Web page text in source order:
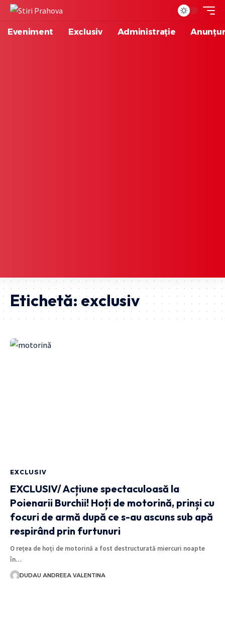
Eveniment Exclusiv Administrație
Etichetă:exclusiv
EXCLUSIV
EXCLUSIV/ Acțiune spectaculoasă la
Poienarii Burchii! Hoți de motorină, prinși cu
focuri de armă după ce s-au ascuns sub apă
respirând prin furtunuri
O rețea de hoți de motorină a fost destructurată miercuri noapte
în…
DUDAU ANDREEA VALENTINA